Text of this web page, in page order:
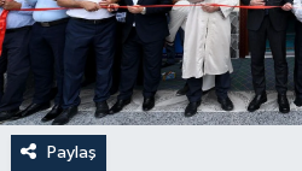
Paylaş